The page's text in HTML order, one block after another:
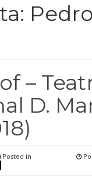
Pedro
–
D.
Posted in